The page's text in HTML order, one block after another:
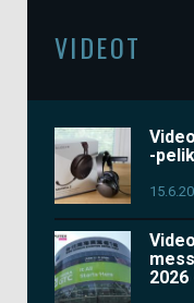
VIDEOT
-